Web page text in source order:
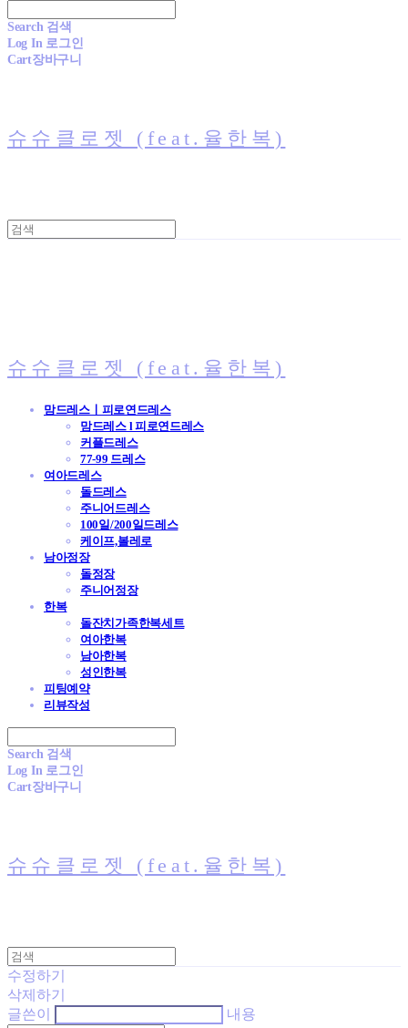
Search 검색
Log In 로그인
Cart장바구니
슈슈클로젯 (feat.율한복)
슈슈클로젯 (feat.율한복)
맘드레스ㅣ피로연드레스
맘드레스 l 피로연드레스
커플드레스
77-99 드레스
여아드레스
돌드레스
주니어드레스
100일/200일드레스
케이프,볼레로
남아정장
돌정장
주니어정장
한복
돌잔치가족한복세트
여아한복
남아한복
성인한복
피팅예약
리뷰작성
Search 검색
Log In 로그인
Cart장바구니
슈슈클로젯 (feat.율한복)
수정하기
삭제하기
글쓴이
내용